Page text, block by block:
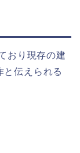
おり現存の建
と伝えられる